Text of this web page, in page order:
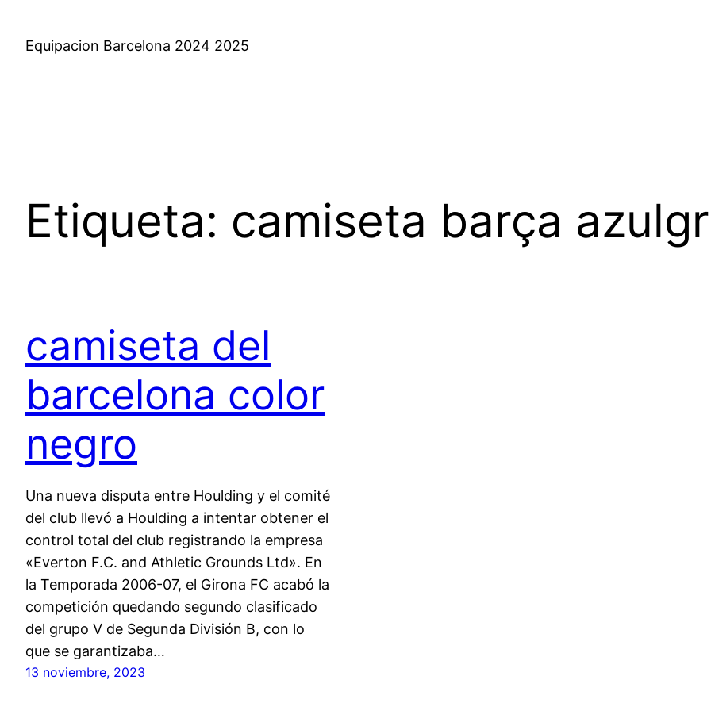
contenido
Equipacion Barcelona 2024 2025
Etiqueta: camiseta barça
camiseta del
barcelona color
negro
Una nueva disputa entre Houlding y el comité
del club llevó a Houlding a intentar obtener el
control total del club registrando la empresa
«Everton F.C. and Athletic Grounds Ltd». En
la Temporada 2006-07, el Girona FC acabó la
competición quedando segundo clasificado
del grupo V de Segunda División B, con lo
que se garantizaba…
13 noviembre, 2023